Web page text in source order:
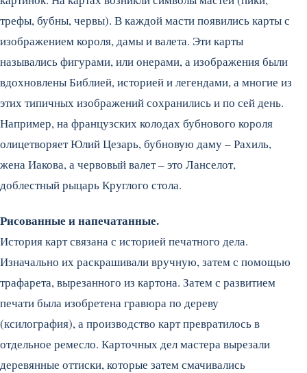
трефы, бубны, червы). В каждой масти появились карты с
изображением короля, дамы и валета. Эти карты
назывались фигурами, или онерами, а изображения были
вдохновлены Библией, историей и легендами, а многие из
этих типичных изображений сохранились и по сей день.
Например, на французских колодах бубнового короля
олицетворяет Юлий Цезарь, бубновую даму – Рахиль,
жена Иакова, а червовый валет – это Ланселот,
доблестный рыцарь Круглого стола.
Рисованные и напечатанные.
История карт связана с историей печатного дела.
Изначально их раскрашивали вручную, затем с помощью
трафарета, вырезанного из картона. Затем с развитием
печати была изобретена гравюра по дереву
(ксилография), а производство карт превратилось в
отдельное ремесло. Карточных дел мастера вырезали
деревянные оттиски, которые затем смачивались